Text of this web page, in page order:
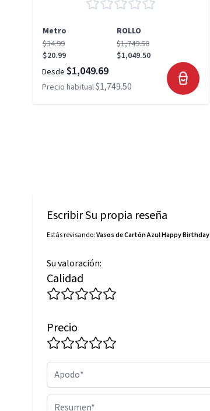
Metro
ROLLO
$34.99
$20.99
$1,749.50
$1,049.50
Desde $1,049.69
Precio habitual$1,749.50
Escribir Su propia reseña
Estás revisando:Vasos de Cartón Azul Happy Birthday
Su valoración:
Calidad
Precio
Apodo
Resumen